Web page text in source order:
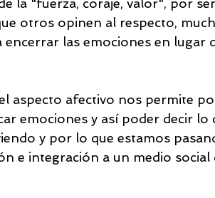
la "fuerza, coraje, valor", por
otros opinen al respecto,
las emociones en lugar
aspecto afectivo nos permite
emociones y así poder decir lo
y por lo que estamos
e integración a un medio social